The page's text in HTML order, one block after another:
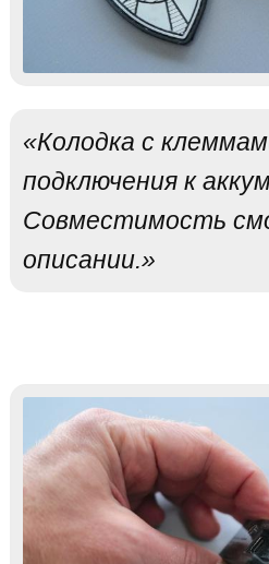
«Колодка с
подключения к
Совместимость
описании.»